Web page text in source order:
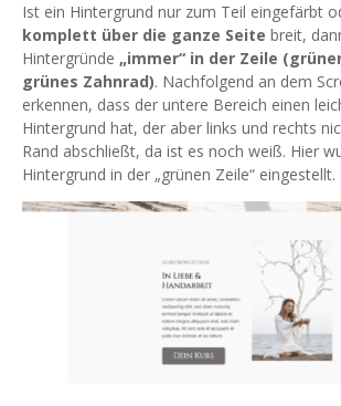
Ist ein Hintergrund nur zum Teil eingefärbt
komplett über die ganze Seite breit,
Hintergründe „immer“ in der Zeile
grünes Zahnrad). Nachfolgend an dem
erkennen, dass der untere Bereich einen
Hintergrund hat, der aber links und rechts
Rand abschließt, da ist es noch weiß. Hier
Hintergrund in der „grünen Zeile“ eingestellt.